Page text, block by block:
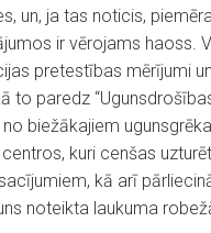
un, ja tas noticis,
ir vērojams haoss.
pretestības mērījumi
to paredz
biežākajiem
kuri cenšas
kā arī
noteikta laukuma